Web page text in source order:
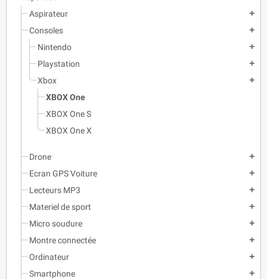
Aspirateur add
Consoles add
Nintendo add
Playstation add
Xbox add
XBOX One
XBOX One S
XBOX One X
Drone add
Ecran GPS Voiture add
Lecteurs MP3 add
Materiel de sport add
Micro soudure add
Montre connectée add
Ordinateur add
Smartphone add